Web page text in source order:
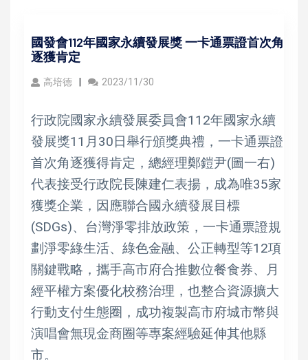
國發會112年國家永續發展獎 一卡通票證首次角
逐獲肯定
高培德 2023/11/30
行政院國家永續發展委員會112年國家永續
發展獎11月30日舉行頒獎典禮，一卡通票證
首次角逐獲得肯定，總經理鄭鎧尹(圖一右)
代表接受行政院長陳建仁表揚，成為唯35家
獲獎企業，因應聯合國永續發展目標
(SDGs)、台灣淨零排放政策，一卡通票證規
劃淨零綠生活、綠色金融、公正轉型等12項
關鍵戰略，攜手高市府合推數位餐食券、月
經平權方案優化校務治理，也整合資源擴大
行動支付生態圈，成功複製高市府城市幣與
演唱會無現金商圈等專案經驗延伸其他縣
市。